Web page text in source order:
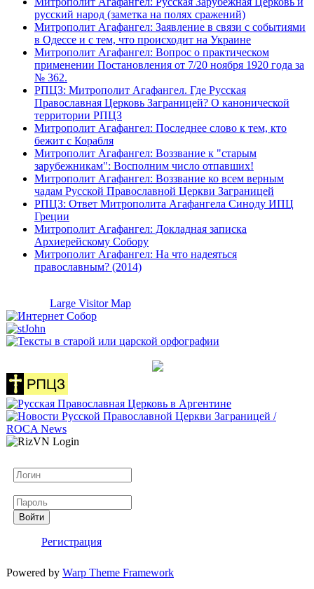
русский народ (заметка на полях сражений)
Митрополит Агафангел: Заявление в связи с событиями
в Одессе и с тем, что происходит на Украине
Митрополит Агафангел: Вопрос о практическом
применении Постановления от 7/20 ноября 1920 года за
№ 362.
РПЦЗ: Митрополит Агафангел. Где Русская
Православная Церковь Заграницей? О канонической
территории РПЦЗ
Митрополит Агафангел: Последнее слово к тем, кто
бежит с Корабля
Митрополит Агафангел: Воззвание к "старым
зарубежникам": Восполним число отпавших!
Митрополит Агафангел: Воззвание ко всем верным
чадам Русской Православной Церкви Заграницей
РПЦЗ: Ответ Митрополита Агафангела Синоду ИПЦ
Греции
Митрополит Агафангел: Докладная записка
Архиерейскому Собору
Митрополит Агафангел: На что надеяться
православным? (2014)
Large Visitor Map
Войти
Регистрация
Powered by Warp Theme Framework